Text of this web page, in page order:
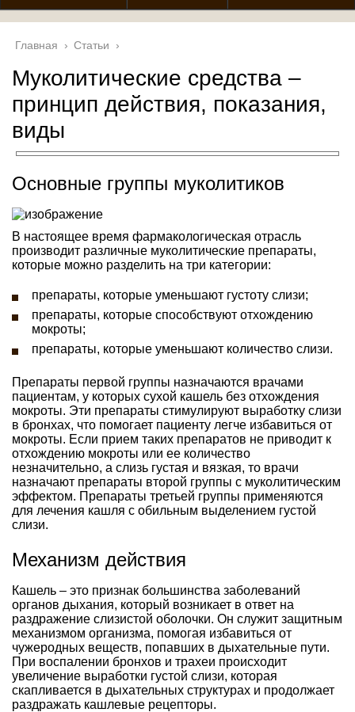
Главная › Статьи ›
Муколитические средства –
принцип действия, показания,
виды
Основные группы муколитиков
В настоящее время фармакологическая отрасль
производит различные муколитические препараты,
которые можно разделить на три категории:
препараты, которые уменьшают густоту слизи;
препараты, которые способствуют отхождению
мокроты;
препараты, которые уменьшают количество слизи.
Препараты первой группы назначаются врачами
пациентам, у которых сухой кашель без отхождения
мокроты. Эти препараты стимулируют выработку слизи
в бронхах, что помогает пациенту легче избавиться от
мокроты. Если прием таких препаратов не приводит к
отхождению мокроты или ее количество
незначительно, а слизь густая и вязкая, то врачи
назначают препараты второй группы с муколитическим
эффектом. Препараты третьей группы применяются
для лечения кашля с обильным выделением густой
слизи.
Механизм действия
Кашель – это признак большинства заболеваний
органов дыхания, который возникает в ответ на
раздражение слизистой оболочки. Он служит защитным
механизмом организма, помогая избавиться от
чужеродных веществ, попавших в дыхательные пути.
При воспалении бронхов и трахеи происходит
увеличение выработки густой слизи, которая
скапливается в дыхательных структурах и продолжает
раздражать кашлевые рецепторы.